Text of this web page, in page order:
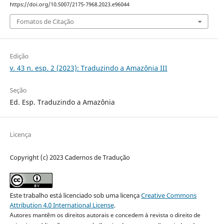
https://doi.org/10.5007/2175-7968.2023.e96044
Fomatos de Citação
Edição
v. 43 n. esp. 2 (2023): Traduzindo a Amazônia III
Seção
Ed. Esp. Traduzindo a Amazônia
Licença
Copyright (c) 2023 Cadernos de Tradução
Este trabalho está licenciado sob uma licençaCreative Commons
Attribution 4.0 International License.
Autores mantêm os direitos autorais e concedem à revista o direito de